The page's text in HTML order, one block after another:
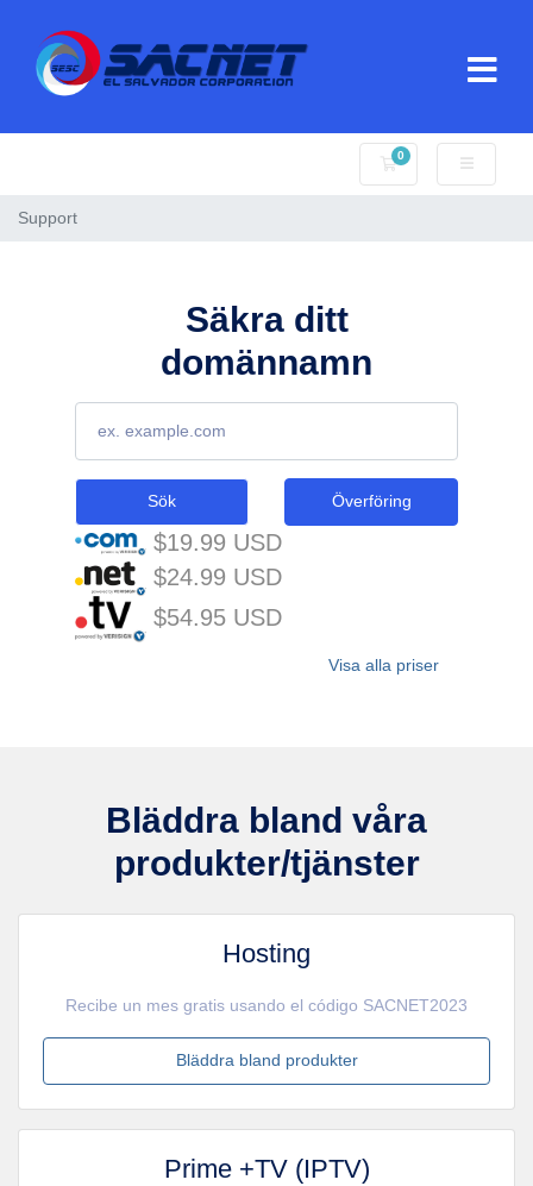
0
Kundvagn
Support
Säkra ditt
domännamn
Sök Överföring
$19.99 USD
$24.99 USD
$54.95 USD
Visa alla priser
Bläddra bland våra
produkter/tjänster
Hosting
Recibe un mes gratis usando el código SACNET2023
Bläddra bland produkter
Prime +TV (IPTV)